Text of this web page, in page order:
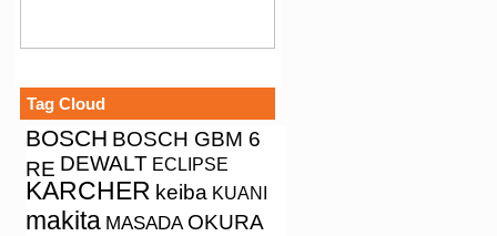
Tag Cloud
BOSCH BOSCH GBM 6
RE DEWALT ECLIPSE
KARCHER keiba KUANI
makita MASADA OKURA